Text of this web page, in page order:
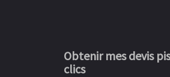
Obtenir mes devis
clics